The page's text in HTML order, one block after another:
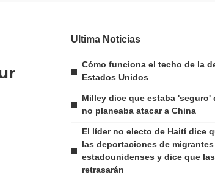
Ultima Noticias
Cómo funciona el techo de la
Estados Unidos
Milley dice que estaba 'seguro'
no planeaba atacar a China
El líder no electo de Haití dice
las deportaciones de migrantes
estadounidenses y dice que
retrasarán